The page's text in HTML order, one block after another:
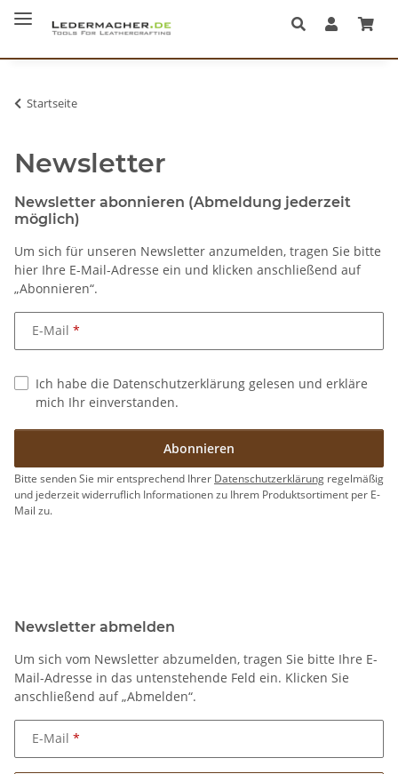
Startseite
Newsletter
Newsletter abonnieren (Abmeldung jederzeit
möglich)
Um sich für unseren Newsletter anzumelden, tragen Sie bitte
hier Ihre E-Mail-Adresse ein und klicken anschließend auf
„Abonnieren“.
E-Mail
Ich habe die Datenschutzerklärung gelesen und erkläre
mich Ihr einverstanden.
Abonnieren
Bitte senden Sie mir entsprechend Ihrer Datenschutzerklärung regelmäßig
und jederzeit widerruflich Informationen zu Ihrem Produktsortiment per E-
Mail zu.
Newsletter abmelden
Um sich vom Newsletter abzumelden, tragen Sie bitte Ihre E-
Mail-Adresse in das untenstehende Feld ein. Klicken Sie
anschließend auf „Abmelden“.
E-Mail